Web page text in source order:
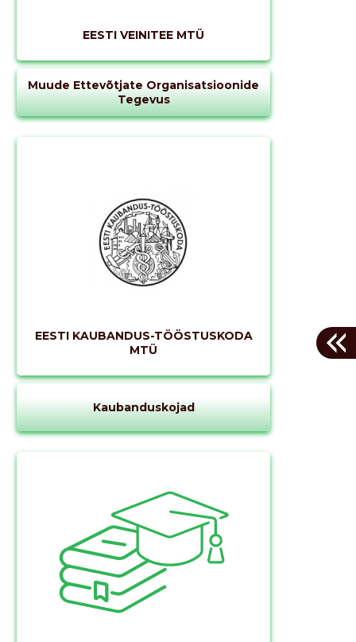
EESTI VEINITEE MTÜ
Muude Ettevõtjate Organisatsioonide
Tegevus
EESTI KAUBANDUS-TÖÖSTUSKODA
MTÜ
Kaubanduskojad